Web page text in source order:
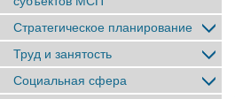
Стратегическое планирование
Труд и занятость
Социальная сфера